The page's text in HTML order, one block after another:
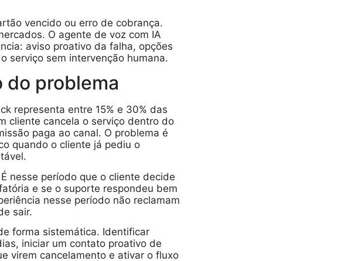
vencido ou erro de cobrança.
O agente de voz com IA
aviso proativo da falha, opções
serviço sem intervenção humana.
do problema
representa entre 15% e 30% das
cliente cancela o serviço dentro do
paga ao canal. O problema é
quando o cliente já pediu o
nesse período que o cliente decide
e se o suporte respondeu bem
nesse período não reclamam
sair.
forma sistemática. Identificar
iniciar um contato proativo de
virem cancelamento e ativar o fluxo